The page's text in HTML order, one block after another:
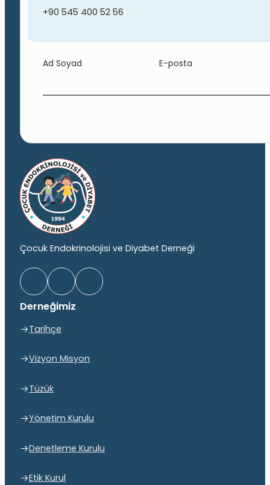
+90 545 400 52 56
Ad Soyad E-posta
Çocuk Endokrinolojisi ve Diyabet Derneği
Derneğimiz
Tarihçe
Vizyon Misyon
Tüzük
Yönetim Kurulu
Denetleme Kurulu
Etik Kurul